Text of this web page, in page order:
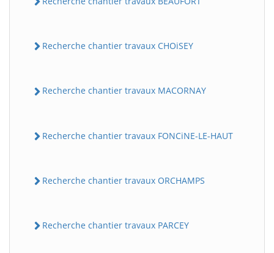
Recherche chantier travaux CHOiSEY
Recherche chantier travaux MACORNAY
Recherche chantier travaux FONCiNE-LE-HAUT
Recherche chantier travaux ORCHAMPS
Recherche chantier travaux PARCEY